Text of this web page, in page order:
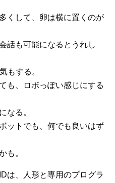
くして、卵は横に置くのが
話も可能になるとうれし
もする。
も、ロボっぽい感じにする
なる。
ットでも、何でも良いはず
も。
は、人形と専用のプログラ